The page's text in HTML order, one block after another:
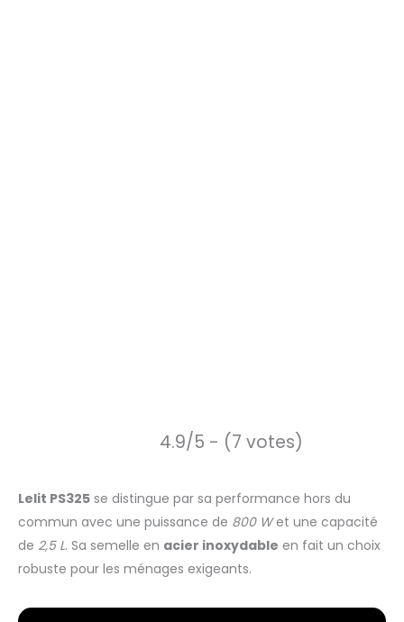
4.9/5 - (7 votes)
Lelit PS325 se distingue par sa performance hors du
commun avec une puissance de 800 Wet une capacité
de 2,5 L. Sa semelle en acier inoxydable en fait un choix
robuste pour les ménages exigeants.